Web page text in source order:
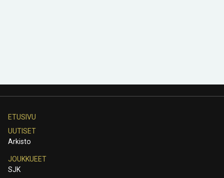
ETUSIVU
UUTISET
Arkisto
JOUKKUEET
SJK